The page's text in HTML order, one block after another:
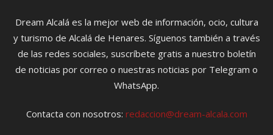
Dream Alcalá es la mejor web de información, ocio, cultura
y turismo de Alcalá de Henares. Síguenos también a través
de las redes sociales, suscríbete gratis a nuestro boletín
de noticias por correo o nuestras noticias por Telegram o
WhatsApp.
Contacta con nosotros: redaccion@dream-alcala.com